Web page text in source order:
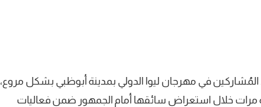
في مهرجان ليوا الدولي بمدينة أبوظبي بشكل مروع،
مرات خلال استعراض سائقها أمام الجمهور ضمن فعاليات